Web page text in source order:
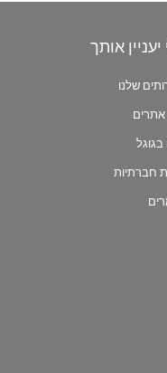
יעניין אותך
שלנו
אתרים
בגוגל
חברתיות